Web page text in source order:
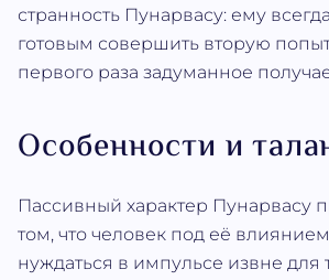
странность Пунарвасу: ему
готовым совершить вторую
первого раза задуманное
Особенности и
Пассивный характер Пунарвасу
том, что человек под её
нуждаться в импульсе извне для